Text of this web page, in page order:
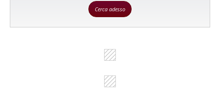
Cerca adesso